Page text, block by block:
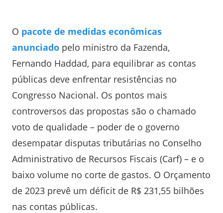
O pacote de medidas econômicas
anunciado pelo ministro da Fazenda,
Fernando Haddad, para equilibrar as contas
públicas deve enfrentar resistências no
Congresso Nacional. Os pontos mais
controversos das propostas são o chamado
voto de qualidade – poder de o governo
desempatar disputas tributárias no Conselho
Administrativo de Recursos Fiscais (Carf) – e o
baixo volume no corte de gastos. O Orçamento
de 2023 prevê um déficit de R$ 231,55 bilhões
nas contas públicas.